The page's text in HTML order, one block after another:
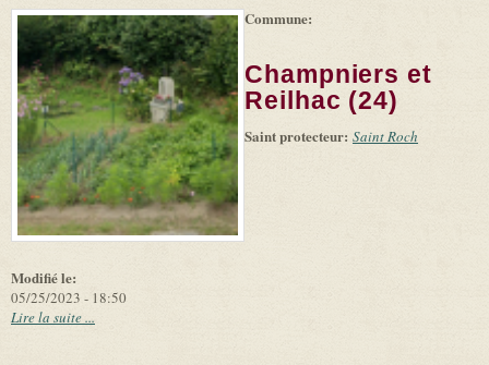
-
Leaflet (link is
|
Tiles
(link is
external)
©
Microsoft
and
suppliers
Modifié le:
05/25/2023 - 18:50
Commune:
Champniers et
Reilhac (24)
Saint protecteur: Saint Roch
Lire la suite ...